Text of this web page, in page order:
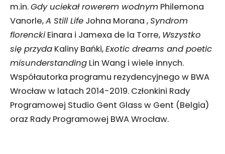
m.in.Gdy uciekał rowerem wodnym Philemona
Vanorle,A Still Life Johna Morana ,Syndrom
florenckiEinara i Jamexa de la Torre, Wszystko
się przyda Kaliny Bańki,Exotic dreams and poetic
misunderstanding Lin Wang i wiele innych.
Współautorka programu rezydencyjnego w BWA
Wrocław w latach 2014-2019. Członkini Rady
Programowej Studio Gent Glass w Gent (Belgia)
oraz Rady Programowej BWA Wrocław.